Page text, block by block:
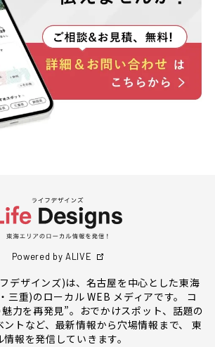
Powered by ALIVE
デザインズ)は、名古屋を中心とした東海
三重)のローカル WEB メディアです。 コ
力を再発見”。おでかけスポット、話題の
トなど、最新情報から穴場情報まで、 東
報を発信していきます。